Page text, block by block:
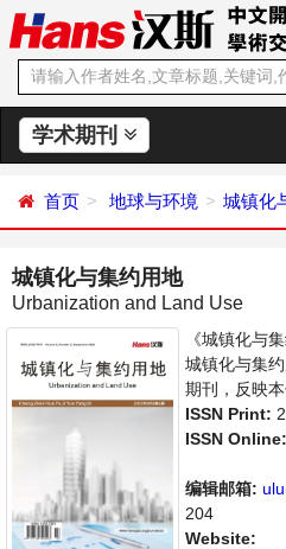
学术期刊
首页 地球与环境 城镇化
城镇化与集约用地
Urbanization and Land Use
《城镇化与
城镇化与集
期刊，反映
在管理和生
镇化与集约
导科学，繁
性为一体，
者、科研人
ISSN Print:
ISSN Online:
编辑邮箱:
204
Website: